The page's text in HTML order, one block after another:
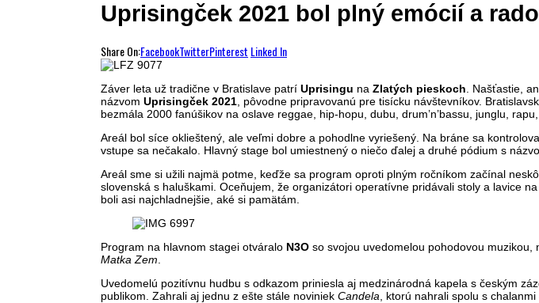
Uprisingček 2021 bol plný emócií a
Share On:FacebookTwitterPinterest Linked In
Záver leta už tradične v Bratislave patrí Uprisingu na Zlatých pieskoch . Našťastie,
názvom Uprisingček 2021 , pôvodne pripravovanú pre tisícku návštevníkov.
bezmála 2000 fanúšikov na oslave reggae, hip-hopu, dubu, drum’n’bassu, junglu,
Areál bol síce oklieštený, ale veľmi dobre a pohodlne vyriešený. Na bráne sa
vstupe sa nečakalo. Hlavný stage bol umiestnený o niečo ďalej a druhé pódium s
Areál sme si užili najmä potme, keďže sa program oproti plným ročníkom začínal
slovenská s haluškami. Oceňujem, že organizátori operatívne pridávali stoly a lavice
boli asi najchladnejšie, aké si pamätám.
Program na hlavnom stagei otváralo N3O so svojou uvedomelou pohodovou
Matka Zem
Uvedomelú pozitívnu hudbu s odkazom priniesla aj medzinárodná kapela s českým
publikom. Zahrali aj jednu z ešte stále noviniek Candela , ktorú nahrali spolu s chalanmi